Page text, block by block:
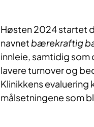
Høsten 2024 startet
navnet bærekraftig
innleie, samtidig
lavere turnover og
Klinikkens
målsetningene som